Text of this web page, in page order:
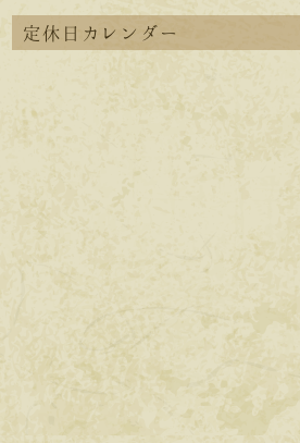
定休日カレンダー